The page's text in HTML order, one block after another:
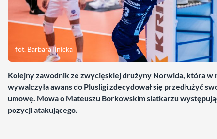
fot. Barbara Ilnicka
Kolejny zawodnik ze zwycięskiej drużyny Norwida, która w
wywalczyła awans do Plusligi zdecydował się przedłużyć
umowę. Mowa o Mateuszu Borkowskim siatkarzu
pozycji atakującego.